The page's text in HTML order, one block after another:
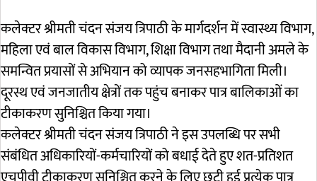
कलेक्टर श्रीमती चंदन संजय त्रिपाठी के मार्गदर्शन में स्वास्थ्य विभाग,
महिला एवं बाल विकास विभाग, शिक्षा विभाग तथा मैदानी अमले के
समन्वित प्रयासों से अभियान को व्यापक जनसहभागिता मिली।
दूरस्थ एवं जनजातीय क्षेत्रों तक पहुंच बनाकर पात्र बालिकाओं का
टीकाकरण सुनिश्चित किया गया।
कलेक्टर श्रीमती चंदन संजय त्रिपाठी ने इस उपलब्धि पर सभी
संबंधित अधिकारियों-कर्मचारियों को बधाई देते हुए शत-प्रतिशत